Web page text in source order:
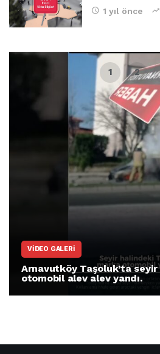
1 yıl önce
VIDEO GALERI
Arnavutköy Taşoluk’ta
otomobil alev alev yandı.